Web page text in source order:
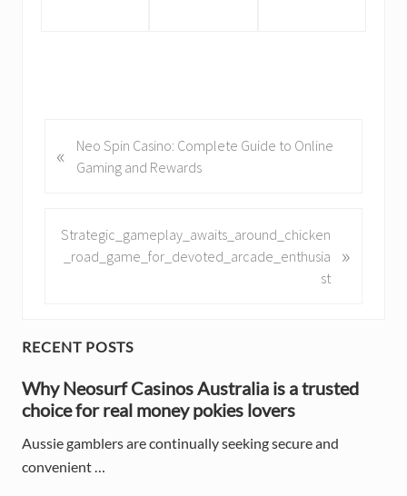
r
o
t
:
«
Neo Spin Casino: Complete Guide to Online
Gaming and Rewards
N
o
t
:
Strategic_gameplay_awaits_around_chicken
_road_game_for_devoted_arcade_enthusia
st
»
P
r
i
m
RECENT POSTS
Why Neosurf Casinos Australia is a trusted
choice for real money pokies lovers
Aussie gamblers are continually seeking secure and
convenient …